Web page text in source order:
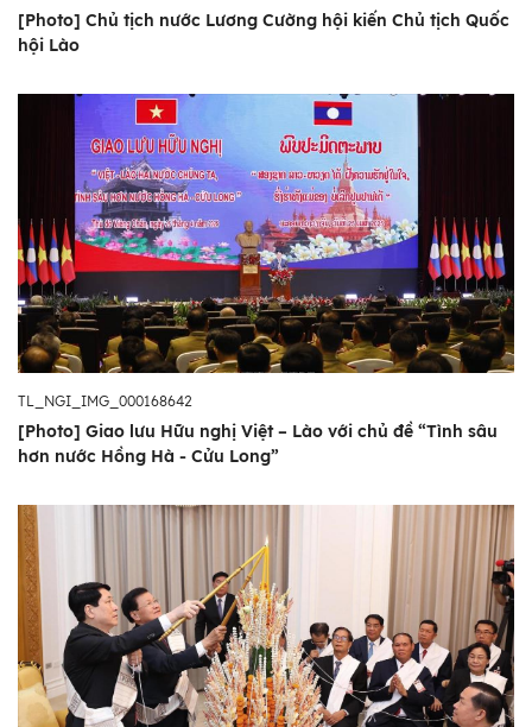
[Photo] Chủ tịch nước Lương Cường hội kiến Chủ tịch Quốc
hội Lào
TL_NGI_IMG_000168642
[Photo] Giao lưu Hữu nghị Việt – Lào với chủ đề “Tình sâu
hơn nước Hồng Hà - Cửu Long”